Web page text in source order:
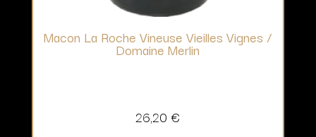
Macon La Roche Vineuse Vieilles Vignes /
Domaine Merlin
26,20 €